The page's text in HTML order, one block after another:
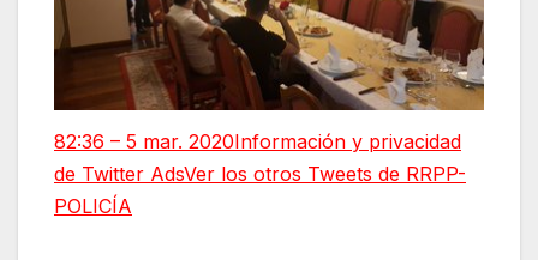
82:36 – 5 mar. 2020Información y privacidad
de Twitter AdsVer los otros Tweets de RRPP-
POLICÍA